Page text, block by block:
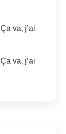
va, j’ai
va, j’ai